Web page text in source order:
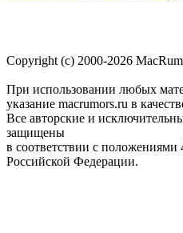
Copyright (c) 2000-2026
При использовании любых
указание macrumors.ru в
Все авторские и
защищены
в соответствии с положениями
Российской Федерации.